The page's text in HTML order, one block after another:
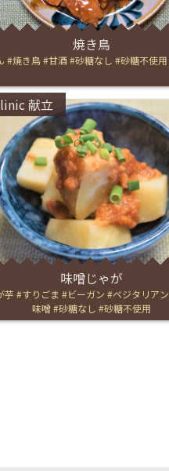
焼き鳥
焼き鳥 甘酒 砂糖なし 砂糖不使用
献立
味噌じゃが
芋 すりごま ビーガン ベジタリアン
味噌
砂糖なし 砂糖不使用